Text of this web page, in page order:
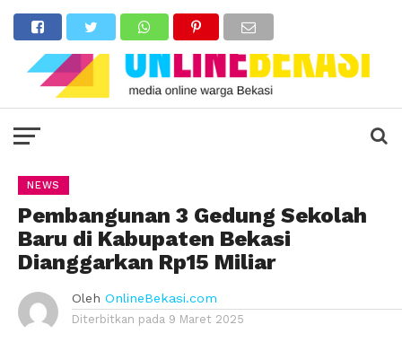
NEWS
Pembangunan 3 Gedung Sekolah
Baru di Kabupaten Bekasi
Dianggarkan Rp15 Miliar
Oleh OnlineBekasi.com
Diterbitkan pada 9 Maret 2025